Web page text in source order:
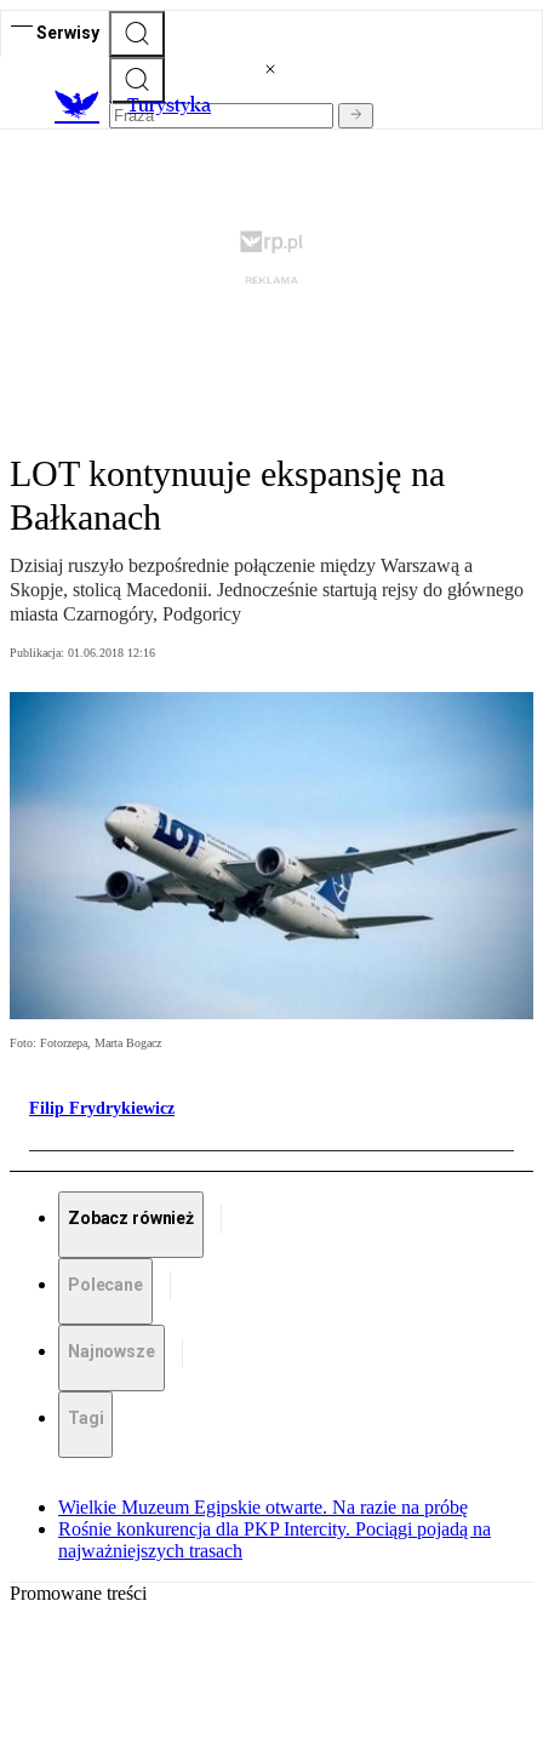
Serwisy
Turystyka
LOT kontynuuje ekspansję na
Bałkanach
Dzisiaj ruszyło bezpośrednie połączenie między Warszawą a
Skopje, stolicą Macedonii. Jednocześnie startują rejsy do głównego
miasta Czarnogóry, Podgoricy
Publikacja: 01.06.2018 12:16
Foto: Fotorzepa, Marta Bogacz
Filip Frydrykiewicz
Zobacz również
Polecane
Najnowsze
Tagi
Wielkie Muzeum Egipskie otwarte. Na razie na próbę
Rośnie konkurencja dla PKP Intercity. Pociągi pojadą na
najważniejszych trasach
Promowane treści